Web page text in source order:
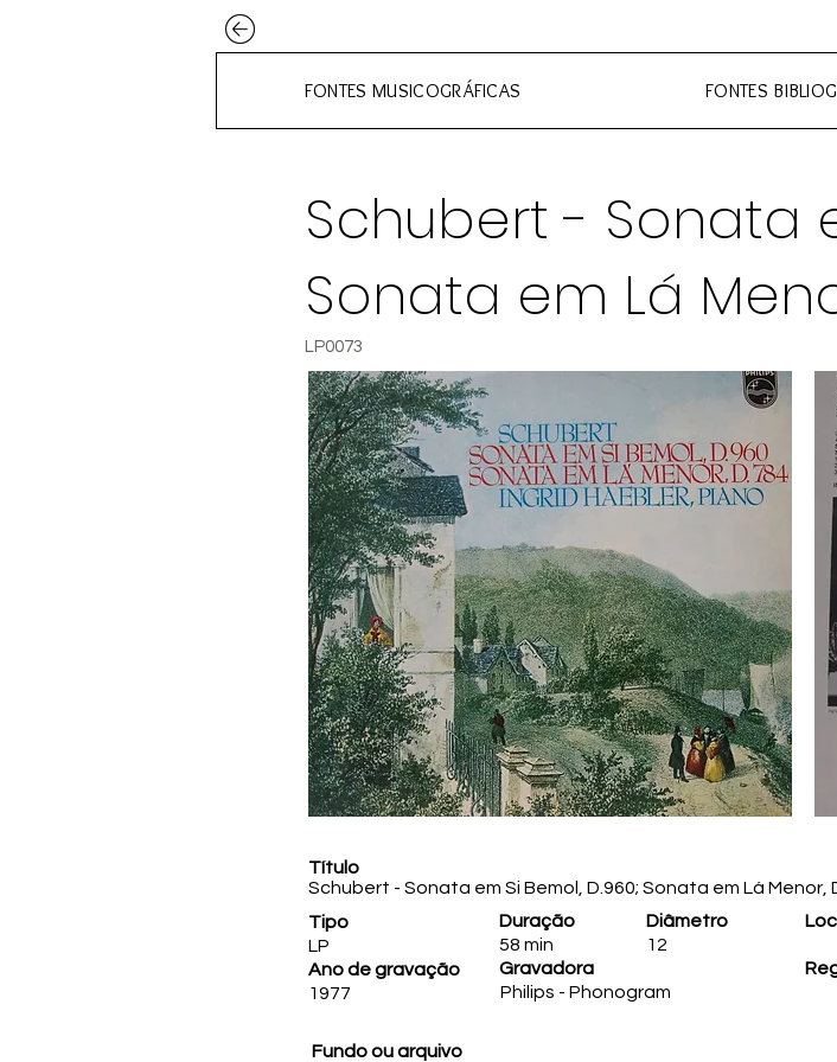
Schubert - Sonata
Sonata em Lá
LP0073
Schubert - Sonata em Si Bemol, D.960; Sonata em Lá Menor,
Título
Tipo
LP
Ano de gravação
1977
Duração
58 min
Diâmetro
12
Gravadora
Philips - Phonogram
Fundo ou arquivo
FONTES MUSICOGRÁFICAS FONTES